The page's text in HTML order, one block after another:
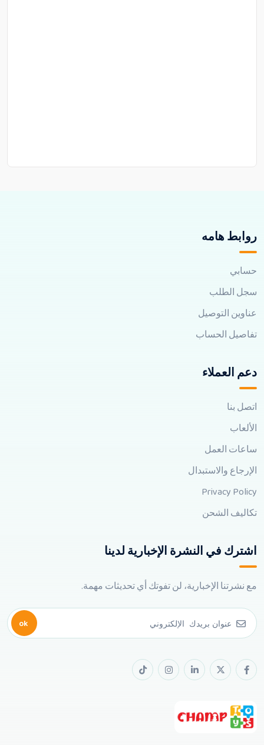
روابط هامه
حسابي
سجل الطلب
عناوين التوصيل
تفاصيل الحساب
دعم العملاء
اتصل بنا
الألعاب
ساعات العمل
الإرجاع والاستبدال
Privacy Policy
تكاليف الشحن
اشترك في النشرة الإخبارية لدينا
مع نشرتنا الإخبارية، لن تفوتك أي تحديثات مهمة.
ok